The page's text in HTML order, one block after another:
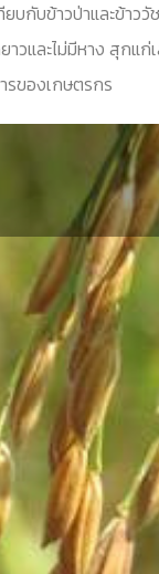
ยบกับข้าวป่าและข้า
และไม่มีหาง สุกแก่
รของเกษตรกร